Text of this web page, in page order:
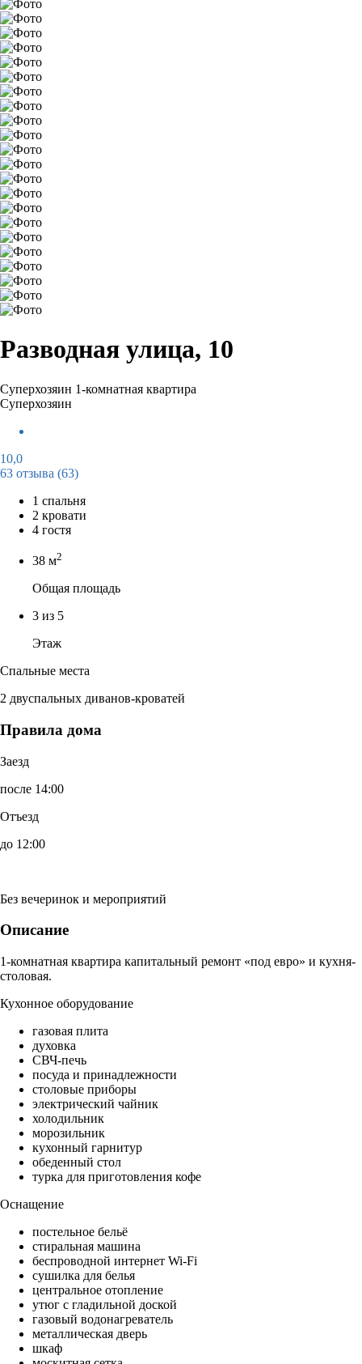
Разводная улица, 10
Суперхозяин 1-комнатная квартира
Суперхозяин
10,0
63 отзыва (63)
1 спальня
2 кровати
4 гостя
38 м2
Общая площадь
3 из 5
Этаж
Спальные места
2 двуспальных диванов-кроватей
Правила дома
Заезд
после 14:00
Отъезд
до 12:00
Без вечеринок и мероприятий
Описание
1-комнатная квартира капитальный ремонт «под евро» и кухня-
столовая.
Кухонное оборудование
газовая плита
духовка
СВЧ-печь
посуда и принадлежности
столовые приборы
электрический чайник
холодильник
морозильник
кухонный гарнитур
обеденный стол
турка для приготовления кофе
Оснащение
постельное бельё
стиральная машина
беспроводной интернет Wi-Fi
сушилка для белья
центральное отопление
утюг с гладильной доской
газовый водонагреватель
металлическая дверь
шкаф